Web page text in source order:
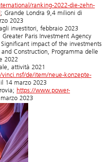
ranking-2022-die-zehn-
; Grande Londra 9,4 milioni di
2023
investitori, febbraio 2023
Paris Investment Agency
impact of the investments
Construction, Programma delle
2022
attività 2021
de/item/neue-konzepte-
14 marzo 2023
https://www.power-
2023